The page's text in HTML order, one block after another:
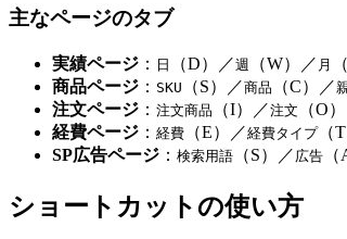
主なページのタブ
実績ページ ： 日 （D）／週 （W）／ 月
商品ページ ： SKU （S）／商品 （C）／
注文ページ ： 注文商品 （I）／注文
（O）
経費ページ ： 経費 （E）／経費タイプ（T
SP広告ページ ： 検索用語 （S）／ 広告
ショートカットの使い方